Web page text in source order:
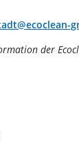
der